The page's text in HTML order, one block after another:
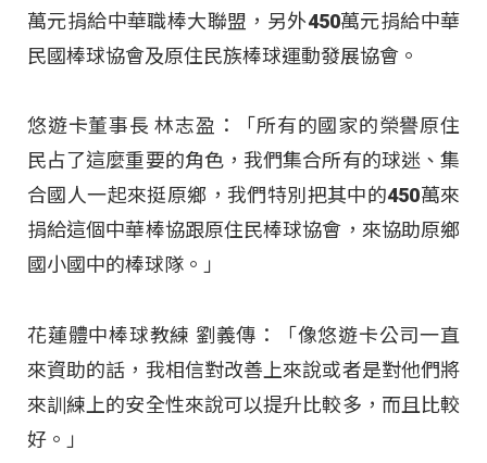
萬元捐給中華職棒大聯盟，另外450萬元捐給中華
民國棒球協會及原住民族棒球運動發展協會。
悠遊卡董事長 林志盈：「所有的國家的榮譽原住
民占了這麼重要的角色，我們集合所有的球迷、集
合國人一起來挺原鄉，我們特別把其中的450萬來
捐給這個中華棒協跟原住民棒球協會，來協助原鄉
國小國中的棒球隊。」
花蓮體中棒球教練 劉義傳：「像悠遊卡公司一直
來資助的話，我相信對改善上來說或者是對他們將
來訓練上的安全性來說可以提升比較多，而且比較
好。」